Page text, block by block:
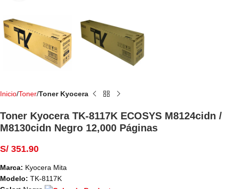
Inicio Toner Toner Kyocera
Toner Kyocera TK-8117K ECOSYS M8124cidn /
M8130cidn Negro 12,000 Páginas
S/ 351.90
Marca: Kyocera Mita
Modelo: TK-8117K